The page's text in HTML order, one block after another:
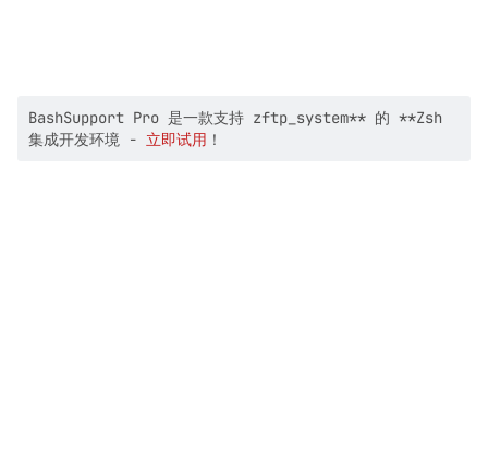
BashSupport Pro 是一款支持 zftp_system** 的 **Zsh
集成开发环境 - 立即试用 ！